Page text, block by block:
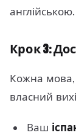
англійською.
Крок 3:
Кожна мова,
власний
Ваш